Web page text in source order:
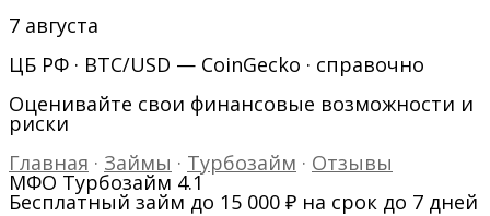
7 августа
ЦБ РФ · BTC/USD — CoinGecko · справочно
Оценивайте свои финансовые возможности и
риски
Главная · Займы · Турбозайм · Отзывы
МФО Турбозайм 4.1
Бесплатный займ до 15 000 ₽ на срок до 7 дней